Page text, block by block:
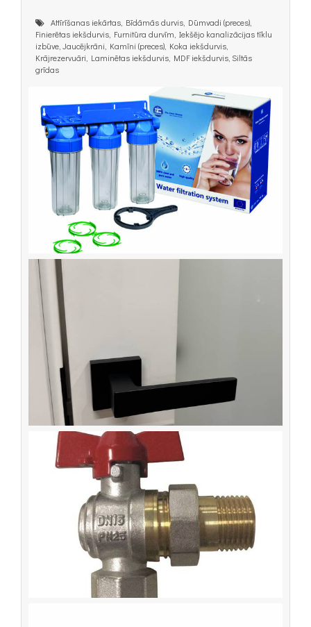
Attīrīšanas iekārtas, Bīdāmās durvis, Dūmvadi (preces),
Finierētas iekšdurvis, Furnitūra durvīm, Iekšējo kanalizācijas tīklu
izbūve, Jaucējkrāni, Kamīni (preces), Koka iekšdurvis,
Krājrezervuāri, Laminētas iekšdurvis, MDF iekšdurvis, Siltās
grīdas